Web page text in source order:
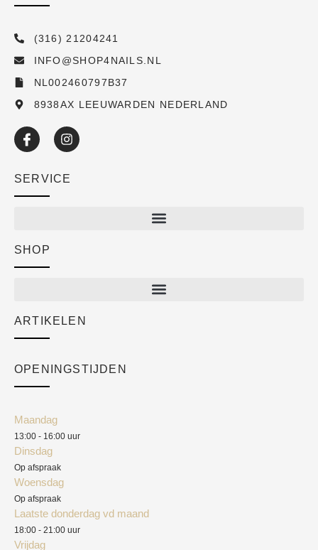
(316) 21204241
INFO@SHOP4NAILS.NL
NL002460797B37
8938AX LEEUWARDEN NEDERLAND
SERVICE
Academy
SHOP
ARTIKELEN
OPENINGSTIJDEN
Maandag
13:00 - 16:00 uur
Dinsdag
Op afspraak
Woensdag
Op afspraak
Laatste donderdag vd maand
18:00 - 21:00 uur
Vrijdag